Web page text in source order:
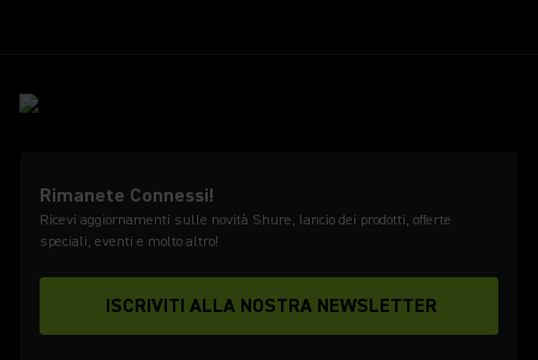
Rimanete Connessi!
Ricevi aggiornamenti sulle novità Shure, lancio dei prodotti, offerte
speciali, eventi e molto altro!
ISCRIVITI ALLA NOSTRA NEWSLETTER